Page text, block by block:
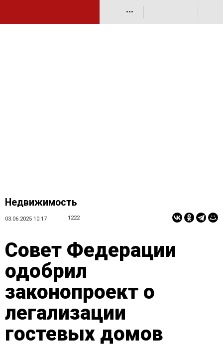
•••
Недвижимость
03.06.2025 10:17 1222
Совет Федерации
одобрил
законопроект о
легализации
гостевых домов